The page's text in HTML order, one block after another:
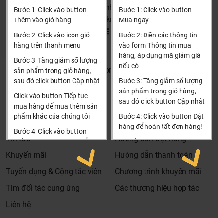
nhà tắm..... hơn là chỉ báo giá.
Thành thật: Chúng tôi luôn thành thật về chất lượng,
nguồn gốc, tình năng sản phẩm thậm trí cả rủi ro và phiền
phức có thể gặp phải của sản phẩm cũng được thành
thật đưa ra tư vấn.
Giá thành phù hợp: Giá sản phẩm của chúng tôi không
phải là rẻ nhất, chúng tôi có những dịch vụ được thiết kế
riêng cho ngành nghề này nó thực sự cần thiết và có giá
trị với khách hàng, điều đó giúp chúng tôi là đơn vị có giá
bán tốt nhất trong thị trường so với sản phẩm + dịch vụ
mà khách hàng nhận được. Bời vì Khali Nguyễn muốn
trở thành tri kỷ của ngôi nhà bạn.
Bước 1: Click vào button
Thêm vào giỏ hàng
Bước 2: Click vào icon giỏ
hàng trên thanh menu
Bước 3: Tăng giảm số lượng
sản phẩm trong giỏ hàng,
sau đó click button Cập nhật
Click vào button Tiếp tục
mua hàng để mua thêm sản
phẩm khác của chúng tôi
Bước 4: Click vào button
Tiến hành thanh toán để
thanh toán đơn hàng của
Xin cảm ơn khách hàng!!!
Bước 1: Click vào button
Mua ngay
Bước 2: Điền các thông tin
vào form Thông tin mua
hàng, áp dụng mã giảm giá
nếu có
Bước 3: Tăng giảm số lượng
sản phẩm trong giỏ hàng,
sau đó click button Cập nhật
Bước 4: Click vào button Đặt
hàng để hoàn tất đơn hàng!
Xin cảm ơn khách hàng!!!
HN: số 160 đường Văn Minh, Di Trạch, Hoài Đức, Hà Nội
(Cách đại học công nghiệp 1 km)
HCM và các tỉnh khác: Liên hệ hotline để được hướng dẫn
đặt hàng
Khalinguyen.vn@gmail.com
0904501766
Thông tin
Tìm đại lý & Hợp tác
Tin tức
Khuyến mãi
Tuyển dụng & Cộng tác viên
Tìm đối tác cung ứng
Liên hệ
Thông tin thêm
Hướng dẫn mua hàng
Hướng dẫn đặt hàng
Hướng dẫn thanh toán
Chương trình khuyến mãi
Các thương hiệu hợp tác